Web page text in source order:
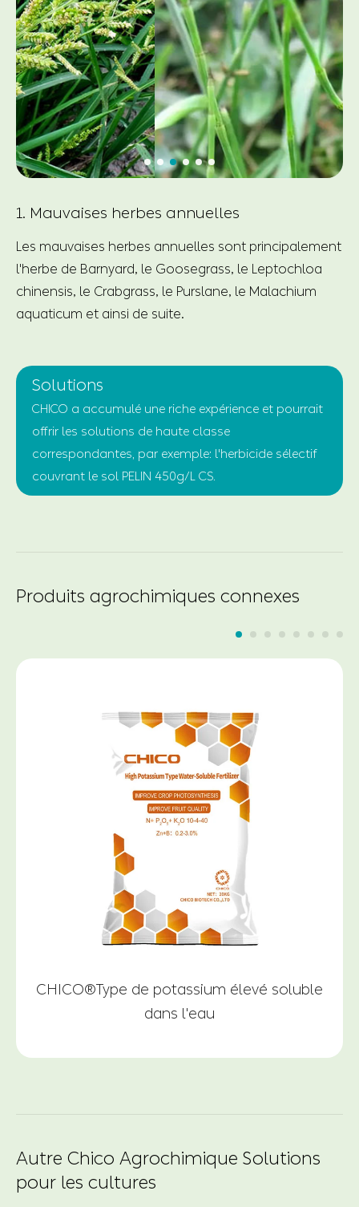
1. Mauvaises herbes annuelles
Les mauvaises herbes annuelles sont principalement
l'herbe de Barnyard, le Goosegrass, le Leptochloa
chinensis, le Crabgrass, le Purslane, le Malachium
aquaticum et ainsi de suite.
Solutions
CHICO a accumulé une riche expérience et pourrait
offrir les solutions de haute classe
correspondantes, par exemple: l'herbicide sélectif
couvrant le sol PELIN 450g/L CS.
Produits agrochimiques connexes
CHICO®Type de potassium élevé soluble
dans l'eau
Autre Chico Agrochimique Solutions
pour les cultures